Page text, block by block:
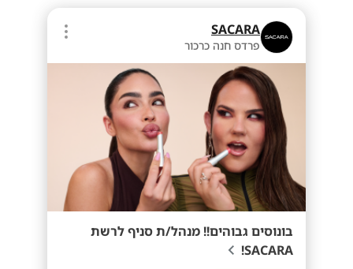
SACARA
פרדס חנה כרכור
בונוסים גבוהים!! מנהל/ת סניף לרשת
SACARA!